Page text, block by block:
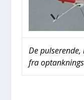
De
fra